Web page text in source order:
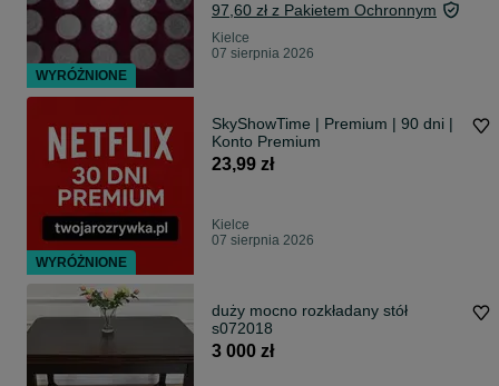
97,60 zł z Pakietem Ochronnym
Kielce
07 sierpnia 2026
SkyShowTime | Premium | 90 dni |
Konto Premium
23,99 zł
Kielce
07 sierpnia 2026
duży mocno rozkładany stół
s072018
3 000 zł
WYRÓŻNIONE
WYRÓŻNIONE